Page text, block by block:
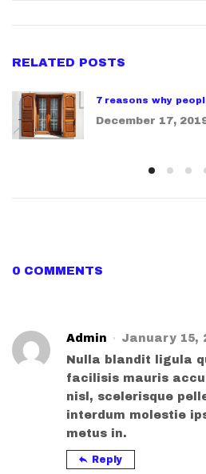
RELATED POSTS
7 reasons why
December 17,
0 COMMENTS
Admin
January 15,
Nulla blandit ligula
facilisis mauris
nisl, scelerisque
interdum molestie
metus in.
Reply